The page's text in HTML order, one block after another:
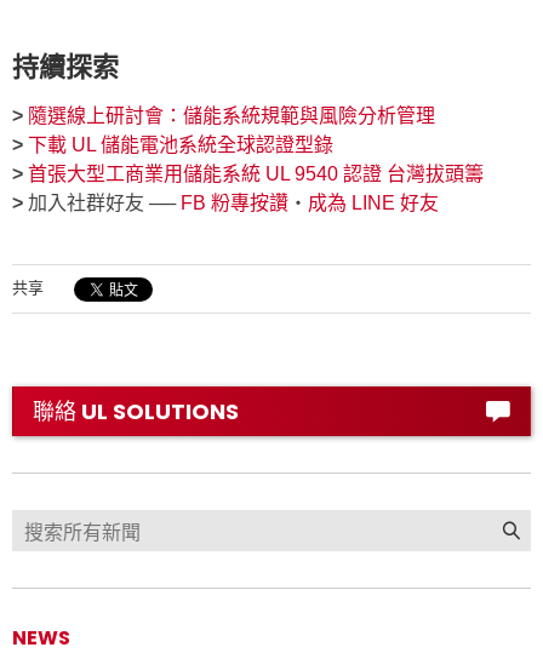
持續探索
> 隨選線上研討會：儲能系統規範與風險分析管理
> 下載 UL 儲能電池系統全球認證型錄
> 首張大型工商業用儲能系統 UL 9540 認證 台灣拔頭籌
> 加入社群好友 ── FB 粉專按讚 ‧ 成為 LINE 好友
共享
聯絡 UL SOLUTIONS
NEWS